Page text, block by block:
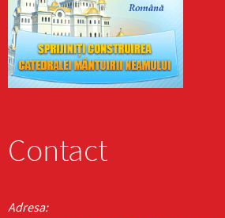
Contact
Adresa: